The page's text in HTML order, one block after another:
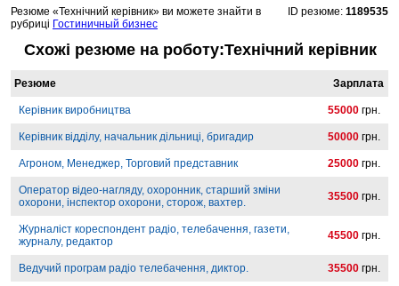
Резюме «Технічний керівник» ви можете знайти в
рубриці Гостиничный бизнес
ID резюме: 1189535
Схожі резюме на роботу:Технічний керівник
Резюме Зарплата
Керівник виробництва 55000 грн.
Керівник відділу, начальник дільниці, бригадир 50000 грн.
Агроном, Менеджер, Торговий представник 25000 грн.
Оператор відео-нагляду, охоронник, старший зміни
охорони, інспектор охорони, сторож, вахтер.
35500 грн.
Журналіст кореспондент радіо, телебачення, газети,
журналу, редактор
45500 грн.
Ведучий програм радіо телебачення, диктор. 35500 грн.